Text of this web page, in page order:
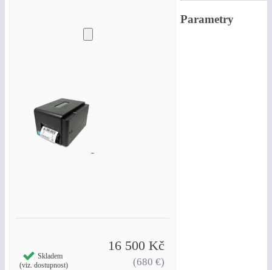
16 500 Kč
(680 €)
Skladem
(viz. dostupnost)
Parametry